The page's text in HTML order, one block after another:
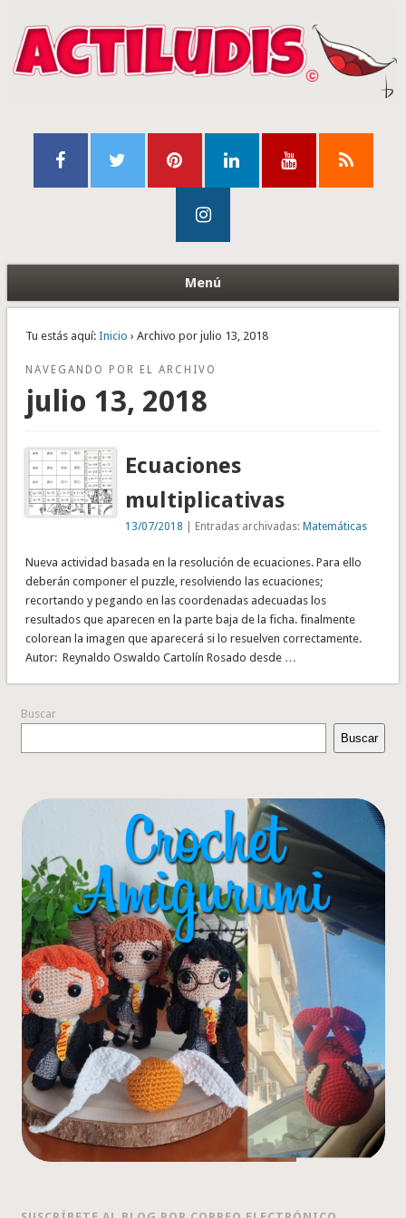
Menú
Tu estás aquí: Inicio › Archivo por julio 13, 2018
NAVEGANDO POR EL ARCHIVO
julio 13, 2018
Ecuaciones
multiplicativas
13/07/2018 | Entradas archivadas:Matemáticas
Nueva actividad basada en la resolución de ecuaciones. Para ello
deberán componer el puzzle, resolviendo las ecuaciones;
recortando y pegando en las coordenadas adecuadas los
resultados que aparecen en la parte baja de la ficha. finalmente
colorean la imagen que aparecerá si lo resuelven correctamente.
Autor: Reynaldo Oswaldo Cartolín Rosado desde …
Buscar
Buscar